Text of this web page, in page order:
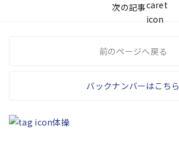
次の記事
前のページへ戻る
バックナンバーはこちら
体操